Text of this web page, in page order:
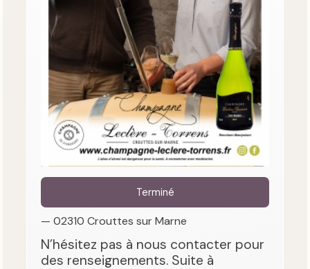
Terminé
— 02310 Crouttes sur Marne
N’hésitez pas à nous contacter pour
des renseignements. Suite à